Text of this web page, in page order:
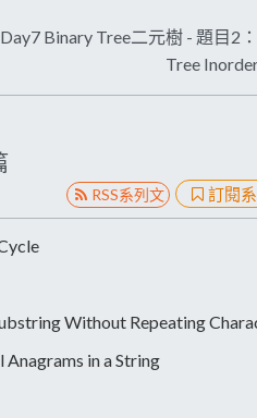
Day7 Binary Tree二元樹 - 題目2
Tree
RSS系列文 訂閱
Without Repeating
in a String